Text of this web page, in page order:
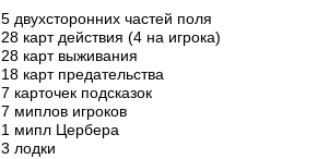
5 двухсторонних частей поля
28 карт действия (4 на игрока)
28 карт выживания
18 карт предательства
7 карточек подсказок
7 миплов игроков
1 мипл Цербера
3 лодки